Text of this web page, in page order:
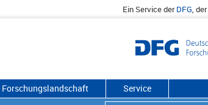
Ein Service derDFG, der
Forschungslandschaft Service